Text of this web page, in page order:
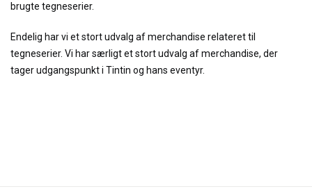
brugte tegneserier.
Endelig har vi et stort udvalg af merchandise relateret til
tegneserier. Vi har særligt et stort udvalg af merchandise, der
tager udgangspunkt i Tintin og hans eventyr.